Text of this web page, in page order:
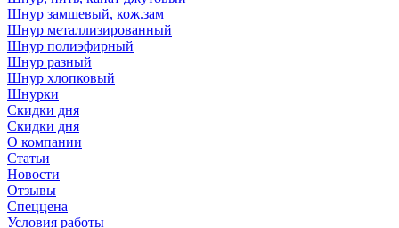
Шнур замшевый, кож.зам
Шнур металлизированный
Шнур полиэфирный
Шнур разный
Шнур хлопковый
Шнурки
Скидки дня
Скидки дня
О компании
Статьи
Новости
Отзывы
Спеццена
Условия работы